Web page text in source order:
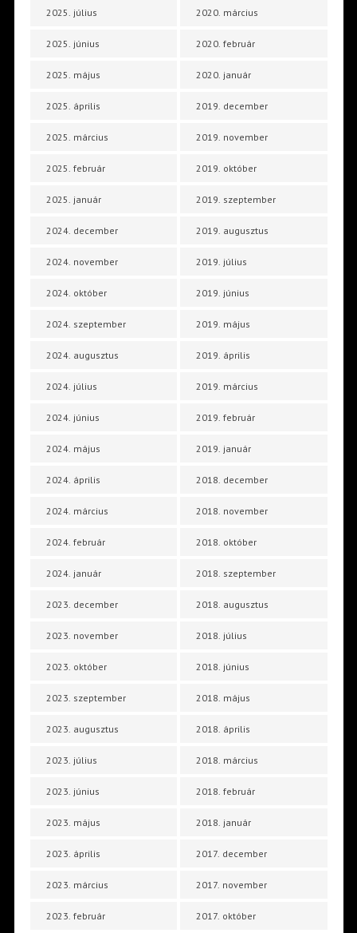
2025. július
2025. június
2025. május
2025. április
2025. március
2025. február
2025. január
2024. december
2024. november
2024. október
2024. szeptember
2024. augusztus
2024. július
2024. június
2024. május
2024. április
2024. március
2024. február
2024. január
2023. december
2023. november
2023. október
2023. szeptember
2023. augusztus
2023. július
2023. június
2023. május
2023. április
2023. március
2023. február
2020. március
2020. február
2020. január
2019. december
2019. november
2019. október
2019. szeptember
2019. augusztus
2019. július
2019. június
2019. május
2019. április
2019. március
2019. február
2019. január
2018. december
2018. november
2018. október
2018. szeptember
2018. augusztus
2018. július
2018. június
2018. május
2018. április
2018. március
2018. február
2018. január
2017. december
2017. november
2017. október